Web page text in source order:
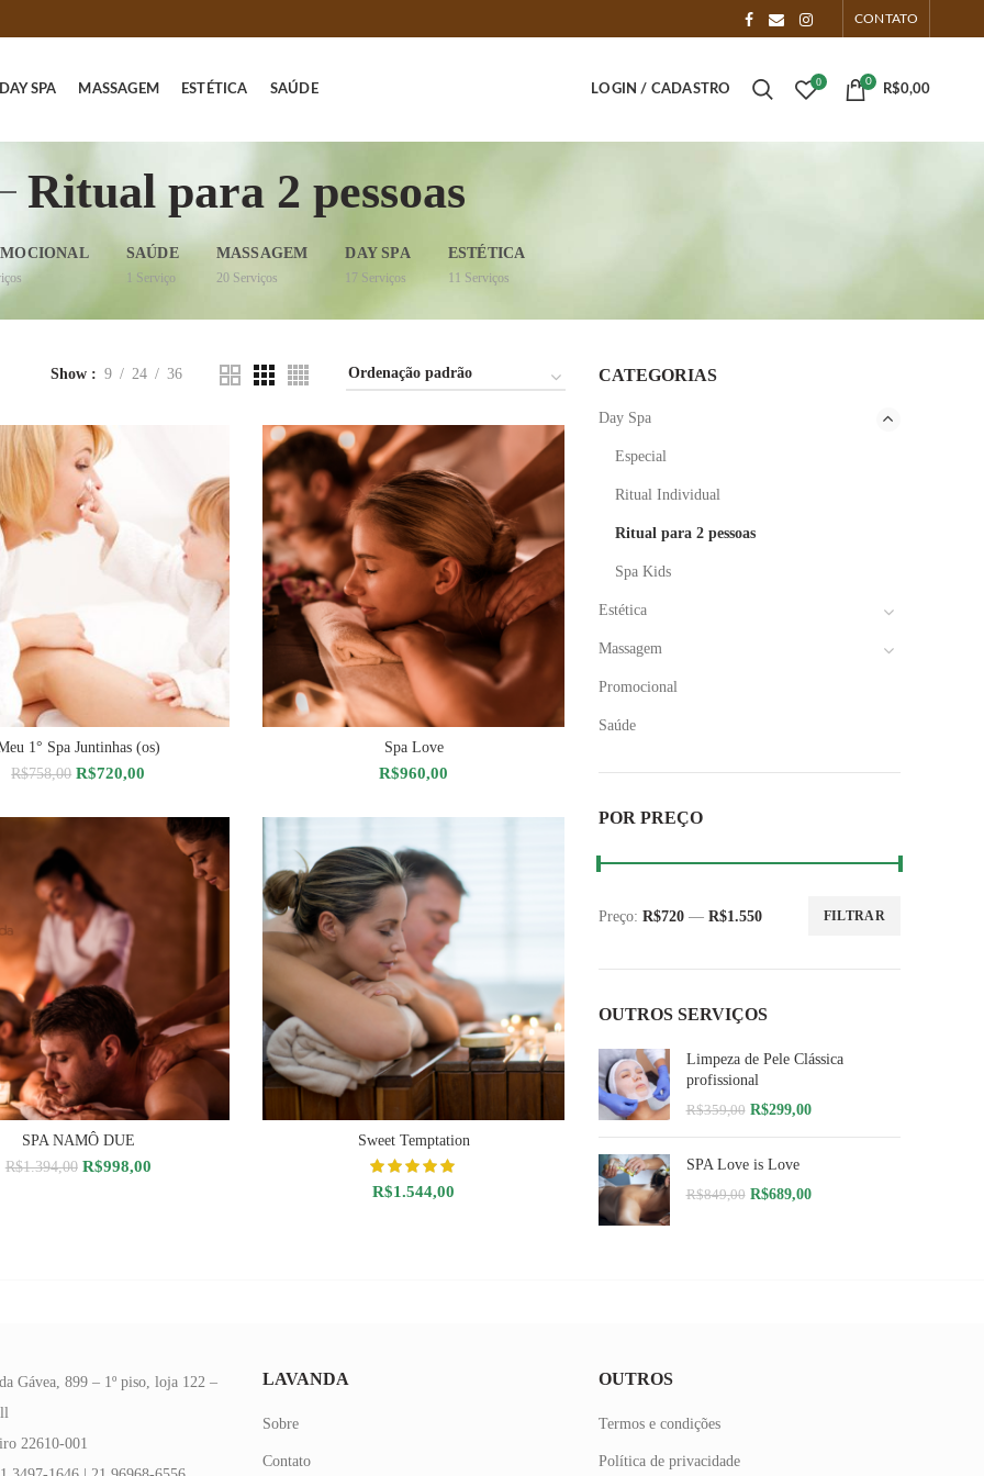
CONTATO
DAY SPA MASSAGEM ESTÉTICA SAÚDE LOGIN / CADASTRO
0 0
R$0,00
Ritual para 2 pessoas
SAÚDE
Serviço
MASSAGEM
20 Serviços
DAY SPA
17 Serviços
ESTÉTICA
11 Serviços
Show 9 24 36
AO CARRINHO
1° Spa Juntinhas (os)
R$758,00 O
original
R$758,00.
R$720,00
atual
R$720,00.
ADICIONAR AO CARRINHO
Spa Love
R$960,00
AO CARRINHO
SPA NAMÔ DUE
R$1.394,00 O
R$998,00O
ADICIONAR AO CARRINHO
Sweet Temptation
R$1.544,00
CATEGORIAS
Day Spa
Especial
Ritual Individual
Ritual para 2 pessoas
Spa Kids
Estética
Massagem
Promocional
Saúde
POR PREÇO
Preço
Preço
FILTRAR
Preço: R$720— R$1.550
OUTROS SERVIÇOS
Limpeza de Pele Clássica
profissional
R$359,00 O
era:
R$359,00.
R$299,00O
R$299,00.
SPA Love is Love
R$849,00 O
R$689,00O
Gávea, 899 – 1º piso, loja 122 –
22610-001
LAVANDA
Sobre
Contato
OUTROS
Termos e condições
Política de privacidade